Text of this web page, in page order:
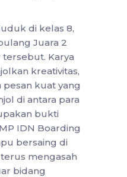
di kelas 8,
Juara 2
Karya
kreativitas,
pesan kuat yang
di antara para
bukti
IDN Boarding
bersaing di
mengasah
bidang